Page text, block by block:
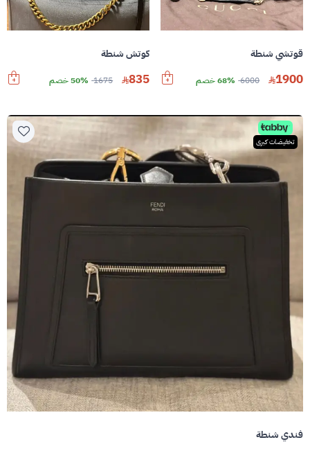
قوتشي شنطة
1900
6000 68% خصم
كوتش شنطة
835
1675 50% خصم
تخفيضات كبرى
فندي شنطة